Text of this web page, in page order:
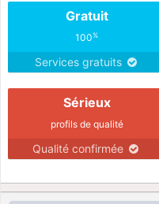
Gratuit
100%
Services gratuits
Sérieux
profils de qualité
Qualité confirmée